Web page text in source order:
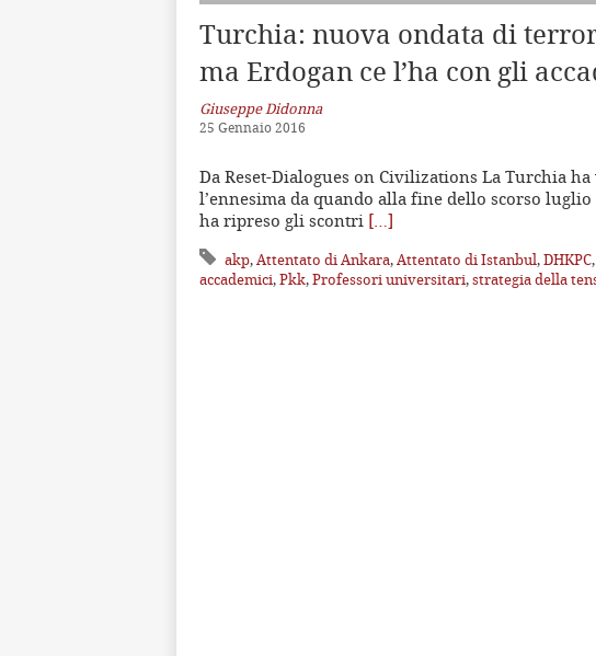
Turchia: nuova ondata di
ma Erdogan ce l’ha con gli
Giuseppe Didonna
25 Gennaio 2016
Da Reset-Dialogues on Civilizations La Turchia
l’ennesima da quando alla fine dello scorso
ha ripreso gli scontri […]
akp,Attentato di Ankara,Attentato di Istanbul,DHKPC,
accademici,Pkk,Professori universitari,strategia della